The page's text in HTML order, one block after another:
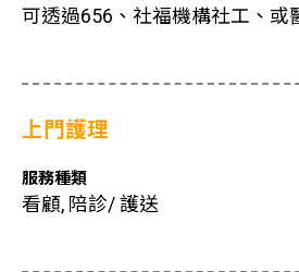
可透過656、社福機構社工、或
上門護理
服務種類
看顧, 陪診/ 護送